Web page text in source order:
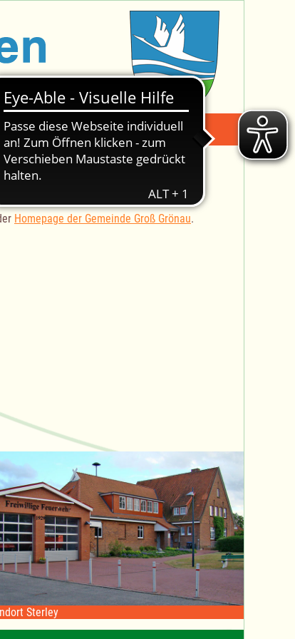
Suche -
Homepage der Gemeinde Groß Grönau.
Sterley